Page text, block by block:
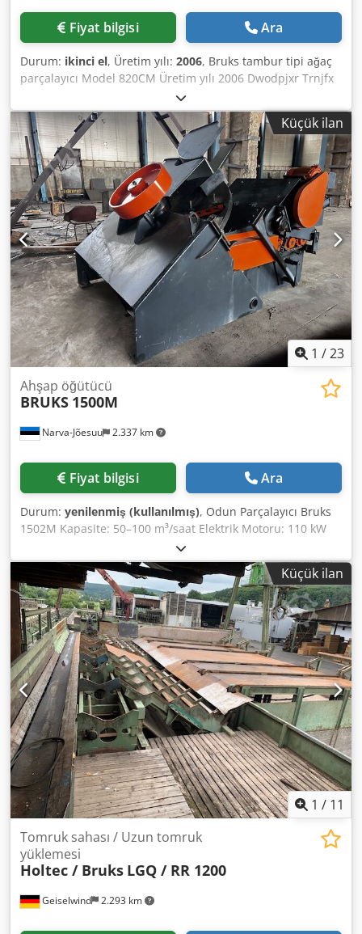
Fiyat bilgisi Ara
Durum: ikinci el, Üretim yılı: 2006, Bruks tambur tipi ağaç
parçalayıcı Model 820CM Üretim yılı 2006 Dwodpjxr Trnjfx
Küçük ilan
1 /23
Narva-Jõesuu 2.337 km
Ahşap öğütücü
BRUKS 1500M
Fiyat bilgisi Ara
Durum: yenilenmiş (kullanılmış), Odun Parçalayıcı Bruks
1502M Kapasite: 50–100 m³/saat Elektrik Motoru: 110 kW
Büyük ölçüde revize edilmiştir, Yeni bıçaklar/karşı bıçak
Yeni tahrik kayışı Djdpfxoxndnxj Adxewa
Küçük ilan
1 / 11
Geiselwind 2.293 km
Tomruk sahası / Uzun tomruk
yüklemesi
Holtec / Bruks LGQ / RR 1200